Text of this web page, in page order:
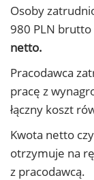
Osoby
980 PLN
netto.
Pracodawca
pracę z
łączny koszt
Kwota netto
otrzymuje na
z pracodawcą.